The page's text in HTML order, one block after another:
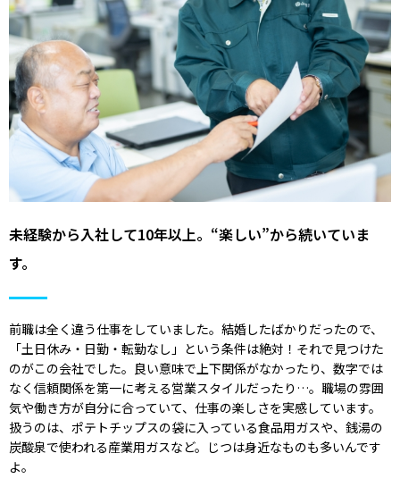
未経験から入社して10年以上。“楽しい”から続いていま
す。
前職は全く違う仕事をしていました。結婚したばかりだったので、
「土日休み・日勤・転勤なし」という条件は絶対！それで見つけた
のがこの会社でした。良い意味で上下関係がなかったり、数字では
なく信頼関係を第一に考える営業スタイルだったり…。職場の雰囲
気や働き方が自分に合っていて、仕事の楽しさを実感しています。
扱うのは、ポテトチップスの袋に入っている食品用ガスや、銭湯の
炭酸泉で使われる産業用ガスなど。じつは身近なものも多いんです
よ。